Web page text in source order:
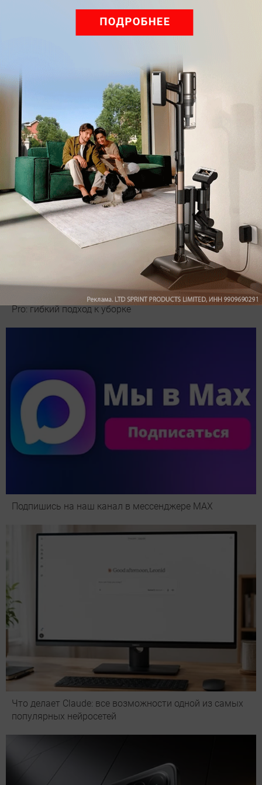
Мы знаем, вам есть что сказать!
Рекомендуем
Обзор вертикального пылесоса Dreame Z40 AquaCycle
Pro: гибкий подход к уборке
Подпишись на наш канал в мессенджере МАХ
Что делает Сlaude: все возможности одной из самых
популярных нейросетей